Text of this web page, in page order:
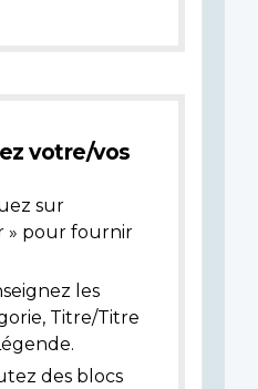
votre/vos
sur
» pour fournir
les
Titre/Titre
des blocs